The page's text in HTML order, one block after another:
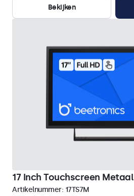
Bekijken
17 Inch Touchscreen Metaal
Artikelnummer: 17TS7M